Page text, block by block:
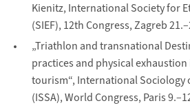
Kienitz, International Society for
(SIEF), 12th Congress, Zagreb
„Triathlon and transnational
practices and physical
tourism“, International Sociology
(ISSA), World Congress, Paris